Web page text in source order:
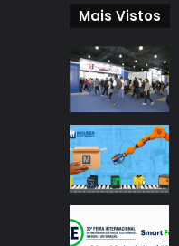
Mais Vistos